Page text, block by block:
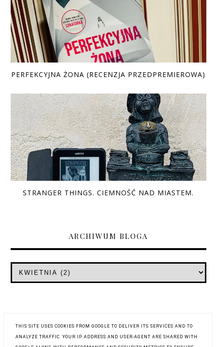
PERFEKCYJNA ŻONA (RECENZJA PRZEDPREMIEROWA)
STRANGER THINGS. CIEMNOŚĆ NAD MIASTEM.
ARCHIWUM BLOGA
THIS SITE USES COOKIES FROM GOOGLE TO DELIVER ITS SERVICES AND TO
ANALYZE TRAFFIC. YOUR IP ADDRESS AND USER-AGENT ARE SHARED WITH